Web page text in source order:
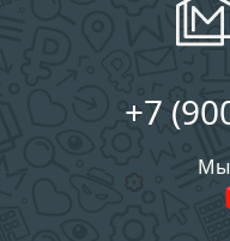
+7
Мы